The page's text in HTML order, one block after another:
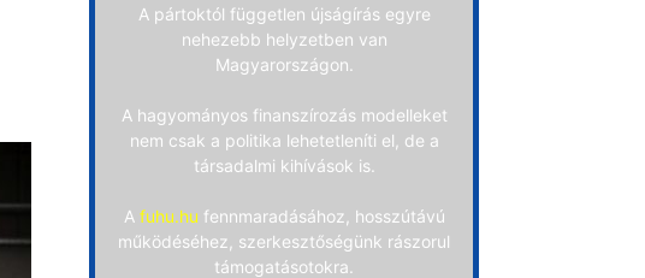
A pártoktól független újságírás egyre
nehezebb helyzetben van
Magyarországon.
A hagyományos finanszírozás modelleket
nem csak a politika lehetetleníti el, de a
társadalmi kihívások is.
A fuhu.hu fennmaradásához, hosszútávú
működéséhez, szerkesztőségünk rászorul
támogatásotokra.